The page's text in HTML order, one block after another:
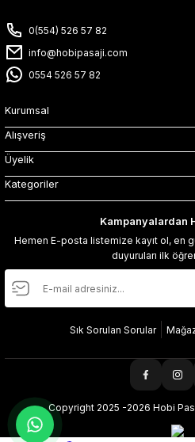
0(554) 526 57 82
info@hobipasaji.com
0554 526 57 82
Kurumsal
Alışveriş
Üyelik
Kategoriler
Kampanyalardan
Hemen E-posta listemize kayıt ol, en
duyuruları ilk
Sık Sorulan Sorular
Copyright 2025 -2026 Hobi